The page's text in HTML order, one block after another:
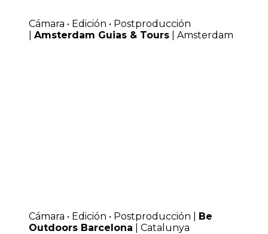
Cámara • Edición • Postproducción
Amsterdam Guias & Tours | Amsterdam
Cámara • Edición • Postproducción | Be
Outdoors Barcelona | Catalunya